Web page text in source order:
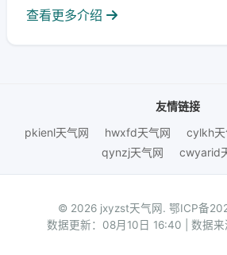
查看更多介绍
友情链接
pkienl天气网
hwxfd天气网 cylkh天
qynzj天气网
cwyarid
© 2026 jxyzst天气网. 鄂ICP备
数据更新：08月10日 16:40 | 数据来